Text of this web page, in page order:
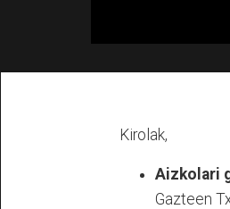
Kirolak,
Aizkolari
Gazteen